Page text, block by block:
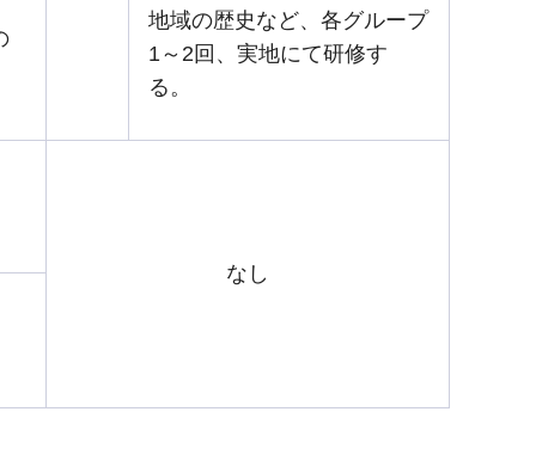
地域の歴史など、各グループ
1～2回、実地にて研修す
る。
なし